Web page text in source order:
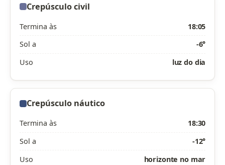
Crepúsculo civil
Termina às
18:05
Sol a
-6°
Uso
luz do dia
Crepúsculo náutico
Termina às
18:30
Sol a
-12°
Uso
horizonte no mar